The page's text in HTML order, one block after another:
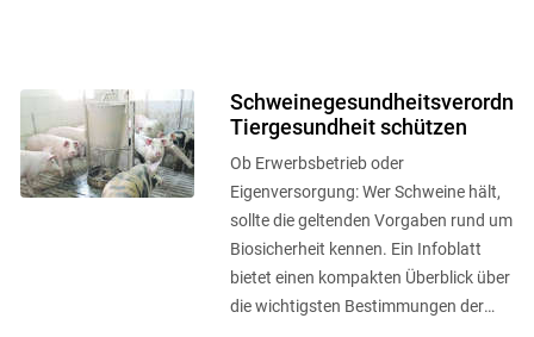
Tiergesundheit schützen
Ob Erwerbsbetrieb oder
Eigenversorgung: Wer Schweine hält,
sollte die geltenden Vorgaben rund um
Biosicherheit kennen. Ein Infoblatt
bietet einen kompakten Überblick über
die wichtigsten Bestimmungen der